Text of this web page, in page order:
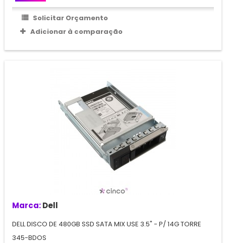
Solicitar Orçamento
Adicionar à comparação
Marca:Dell
DELL DISCO DE 480GB SSD SATA MIX USE 3.5" - P/ 14G TORRE
345-BDOS